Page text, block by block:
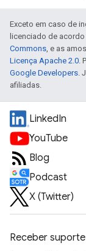
Exceto em caso de
licenciado de
Commons, e as
Licença Apache 2.0.
Google Developers.
afiliadas.
LinkedIn
YouTube
Blog
Podcast
X (Twitter)
Receber suporte